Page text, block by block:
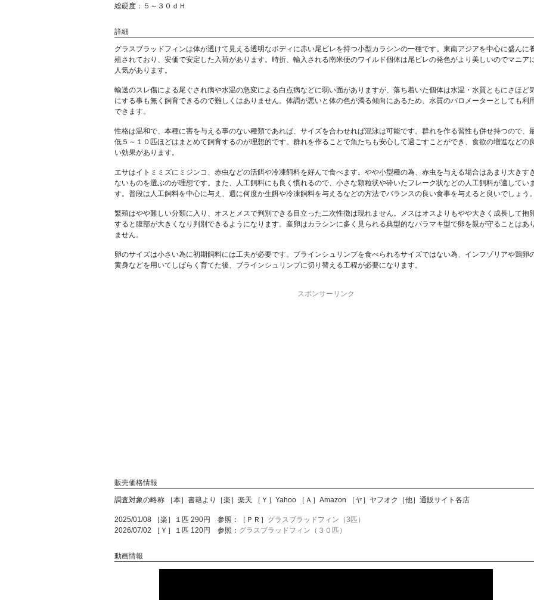
総硬度：５～３０ｄＨ
詳細
グラスブラッドフィンは体が透けて見える透明なボディに赤い尾ビレを持つ小型カラシンの一種です。東南アジアを中心に盛んに
殖されており、安価で安定した入荷があります。時折、輸入される南米便のワイルド個体は尾ビレの発色がより美しいのでマニア
人気があります。
輸送のスレ傷による尾ぐされ病や水温の急変による白点病などに弱い面がありますが、落ち着いた個体は水温・水質ともにさほど
にする事も無く飼育できるので難しくはありません。体調が悪いと体の色が濁る傾向にあるため、水質のバロメーターとしても利
できます。
性格は温和で、本種に害を与える事のない種類であれば、サイズを合わせれば混泳は可能です。群れを作る習性も併せ持つので、
低５～１０匹ほどはまとめて飼育するのが理想的です。群れを作ることで魚たちも安心して過ごすことができ、食欲の増進などの
い効果があります。
エサはイトミミズにミジンコ、赤虫などの活餌や冷凍飼料を好んで食べます。やや小型種の為、赤虫を与える場合はあまり大きす
ないものを選ぶのが理想です。また、人工飼料にも良く慣れるので、小さな顆粒状や砕いたフレーク状などの人工飼料が適してい
す。普段は人工飼料を中心に与え、週に何度か生餌や冷凍飼料を与えるなどの方法でバランスの良い食事を与えると良いでしょう
繁殖はやや難しい分類に入り、オスとメスで判別できる目立った二次性徴は現れません。メスはオスよりもやや大きく成長して抱
すると腹部が大きくなり判別できるようになります。産卵はカラシンに多く見られる典型的なバラマキ型で卵を親が守ることはあ
ません。
卵のサイズは小さい為に初期飼料には工夫が必要です。ブラインシュリンプを食べられるサイズではない為、インフゾリアや鶏卵
黄身などを用いてしばらく育てた後、ブラインシュリンプに切り替える工程が必要になります。
スポンサーリンク
販売価格情報
調査対象の略称 ［本］書籍より［楽］楽天 ［Ｙ］Yahoo ［Ａ］Amazon ［ヤ］ヤフオク［他］通販サイト各店
2025/01/08 ［楽］１匹 290円 参照：［ＰＲ］ グラスブラッドフィン（3匹）
2026/07/02 ［Ｙ］１匹 120円 参照： グラスブラッドフィン（３０匹）
動画情報